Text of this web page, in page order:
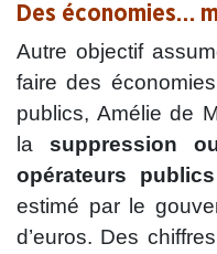
Des économies…
Autre objectif
faire des
publics, Amélie de
la suppression
opérateurs publics
estimé par le
d’euros. Des